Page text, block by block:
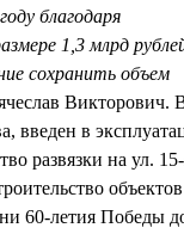
благодаря
1,3 млрд
сохранить объем
Викторович.
введен в
развязки на ул.
объектов
60-летия Победы